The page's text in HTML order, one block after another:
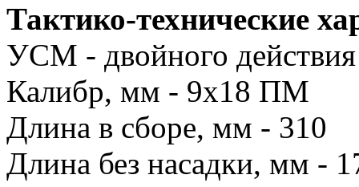
Тактико-технические
УСМ - двойного действия
Калибр, мм - 9х18 ПМ
Длина в сборе, мм - 310
Длина без насадки, мм -